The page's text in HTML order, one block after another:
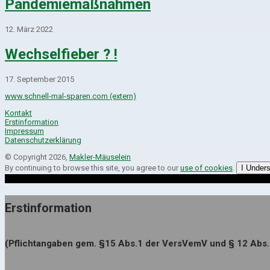
Pandemiemaßnahmen
12. März 2022
Wechselfieber ? !
17. September 2015
www.schnell-mal-sparen.com (extern)
Kontakt
Erstinformation
Impressum
Datenschutzerklärung
© Copyright 2026, Makler-Mäuselein
By continuing to browse this site, you agree to our use of cookies I
Erstinformation
(Pflichtangaben gem. §15 Abs.1 der VersVemV und § 12